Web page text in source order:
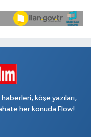
köşe yazıları,
her konuda Flow!